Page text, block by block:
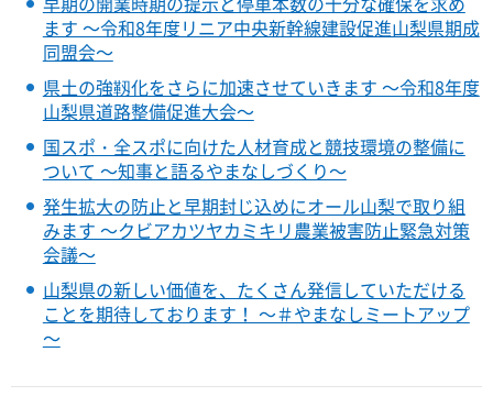
ます ～令和8年度リニア中央新幹線建設促進山梨県期成
同盟会～
県土の強靱化をさらに加速させていきます ～令和8年度
山梨県道路整備促進大会～
国スポ・全スポに向けた人材育成と競技環境の整備に
ついて ～知事と語るやまなしづくり～
発生拡大の防止と早期封じ込めにオール山梨で取り組
みます ～クビアカツヤカミキリ農業被害防止緊急対策
会議～
山梨県の新しい価値を、たくさん発信していただける
ことを期待しております！ ～＃やまなしミートアップ
～